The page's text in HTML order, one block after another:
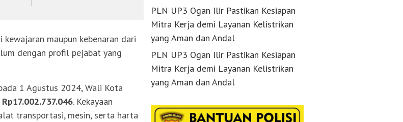
maupun kebenaran dari
dengan profil pejabat yang
1 Agustus 2024, Wali Kota
Rp17.002.737.046. Kekayaan
transportasi, mesin, serta harta
PLN UP3 Ogan Ilir Pastikan Kesiapan
Mitra Kerja demi Layanan Kelistrikan
yang Aman dan Andal
PLN UP3 Ogan Ilir Pastikan Kesiapan
Mitra Kerja demi Layanan Kelistrikan
yang Aman dan Andal